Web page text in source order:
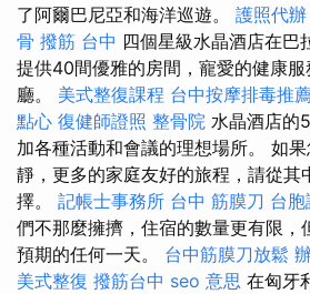
了阿爾巴尼亞和海洋巡遊。 護照代辦
骨 撥筋 台中 四個星級水晶酒店在巴
提供40間優雅的房間，寵愛的健康
廳。 美式整復課程 台中按摩排毒推
點心 復健師證照 整骨院 水晶酒店的
加各種活動和會議的理想場所。 如
靜，更多的家庭友好的旅程，請從其
擇。 記帳士事務所 台中 筋膜刀 台
們不那麼擁擠，住宿的數量更有限，
預期的任何一天。 台中筋膜刀放鬆
美式整復 撥筋台中 seo 意思 在匈牙